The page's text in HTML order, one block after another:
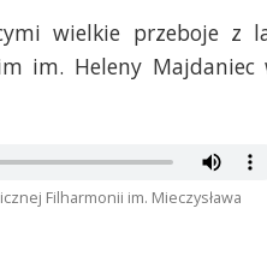
wielkie przeboje z
im. Heleny Majdaniec
Filharmonii im. Mieczysława